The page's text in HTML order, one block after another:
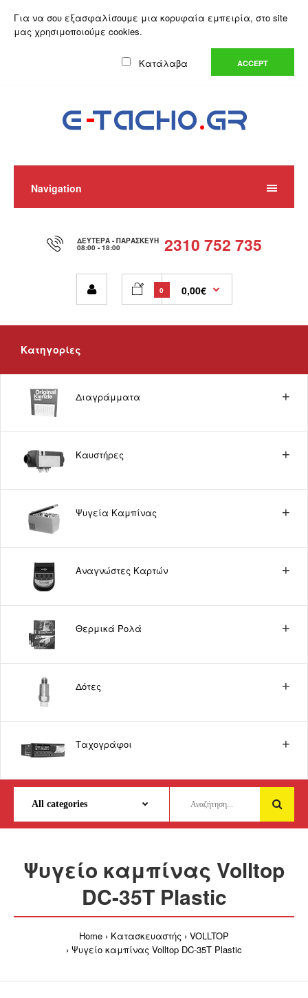
Για να σου εξασφαλίσουμε μια κορυφαία εμπειρία, στο site
μας χρησιμοποιούμε cookies.
Κατάλαβα ACCEPT
Ο Λογαριασμός μου Λίστα Επιθυμιών (0)
Καλάθι Αγορών
Navigation
ΔΕΥΤΈΡΑ - ΠΑΡΑΣΚΕΥΉ
08:00 - 18:00 2310 752 735
0 0,00€
Κατηγορίες
Διαγράμματα
Καυστήρες
Ψυγεία Καμπίνας
Αναγνώστες Καρτών
Θερμικά Ρολά
Δότες
Ταχογράφοι
Ψυγείο καμπίνας Volltop
DC-35T Plastic
Home Κατασκευαστής
VOLLTOP
Ψυγείο καμπίνας Volltop DC-35T Plastic